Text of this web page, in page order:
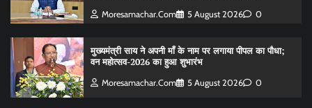
Moresamachar.com 5 August 2026 0
मुख्यमंत्री साय ने अपनी माँ के नाम पर लगाया पीपल का पौधा;
वन महोत्सव-2026 का हुआ शुभारंभ
Moresamachar.com 5 August 2026 0